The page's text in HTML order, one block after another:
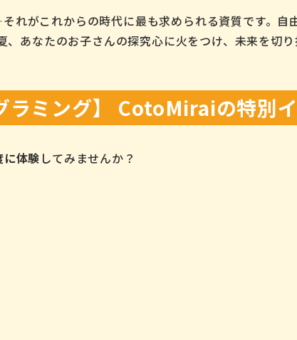
がこれからの時代に最も求められる資質です。自
あなたのお子さんの探究心に火をつけ、未来を切
ラミング】 CotoMiraiの特別
に体験 してみませんか？